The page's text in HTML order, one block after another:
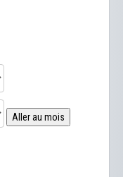
Aller au mois